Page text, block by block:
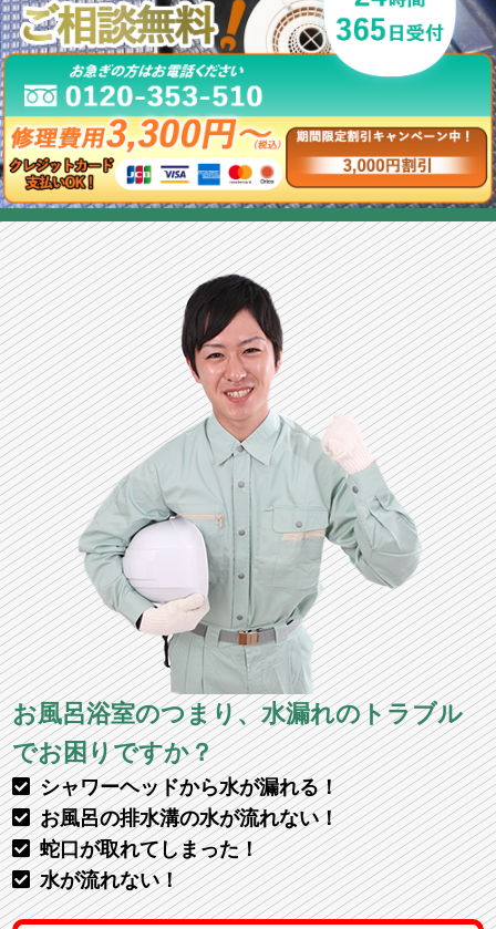
お風呂浴室のつまり、水漏れのトラブル
でお困りですか？
シャワーヘッドから水が漏れる！
お風呂の排水溝の水が流れない！
蛇口が取れてしまった！
水が流れない！